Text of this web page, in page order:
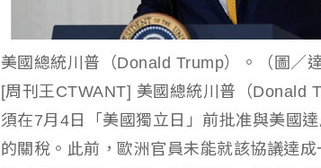
美國總統川普（Donald Trump）。（圖／
[周刊王CTWANT] 美國總統川普（Donald
須在7月4日「美國獨立日」前批准與美國
的關稅。此前，歐洲官員未能就該協議達成